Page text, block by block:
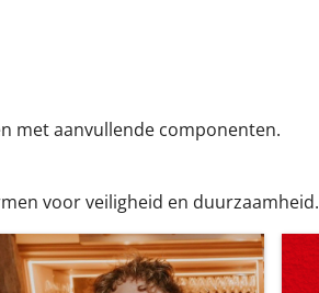
met aanvullende componenten.
voor veiligheid en duurzaamheid.